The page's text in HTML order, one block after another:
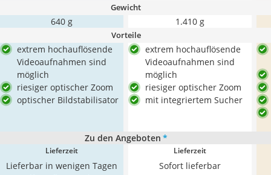
Gewicht
640 g 1.410 g
Vorteile
extrem hochauflösende
Videoaufnahmen sind
möglich
riesiger optischer Zoom
optischer Bildstabilisator
extrem hochauflösende
Videoaufnahmen sind
möglich
riesiger optischer Zoom
mit integriertem Sucher
Zu den Angeboten *
Lieferzeit
Lieferbar in wenigen Tagen
Lieferzeit
Sofort lieferbar